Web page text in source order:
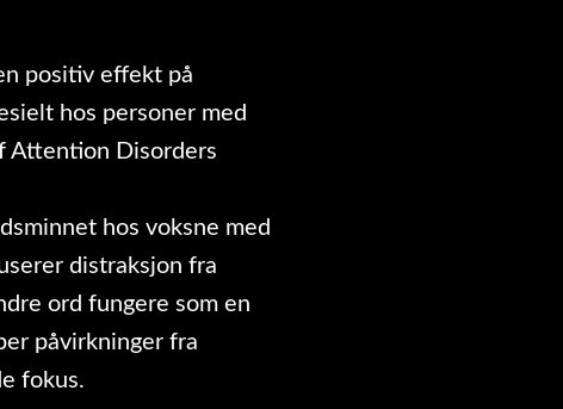
positiv effekt på
hos personer med
Attention Disorders
hos voksne med
distraksjon fra
ord fungere som en
påvirkninger fra
fokus.